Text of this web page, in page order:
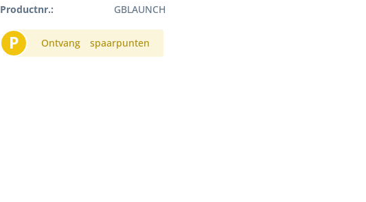
Productnr.: GBLAUNCH
P Ontvang spaarpunten